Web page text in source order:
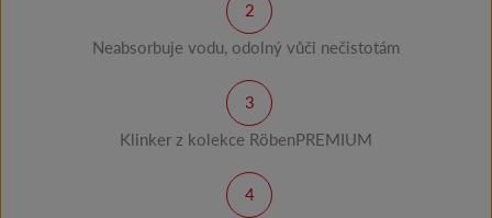
Neabsorbuje vodu, odolný vůči nečistotám
Klinker z kolekce RöbenPREMIUM